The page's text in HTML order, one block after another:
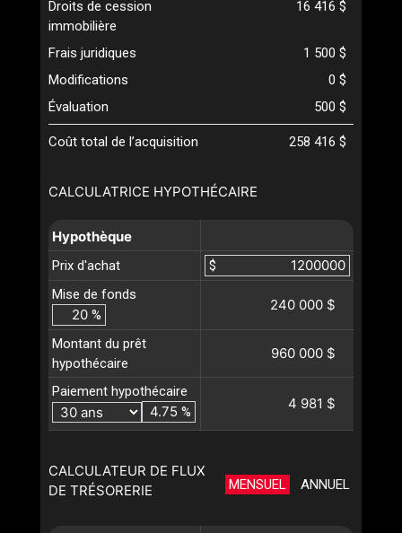
CALCULATRICE HYPOTHÉCAIRE
Hypothèque
Prix d'achat
$
Mise de fonds
%
240 000 $
Montant du prêt
hypothécaire
960 000 $
Paiement hypothécaire
%
4 981 $
CALCULATEUR DE FLUX
DE TRÉSORERIE
MENSUEL ANNUEL
Droits de cession
immobilière
16 416 $
Frais juridiques
1 500 $
Modifications
0 $
Évaluation
500 $
Coût total de l’acquisition 258 416 $